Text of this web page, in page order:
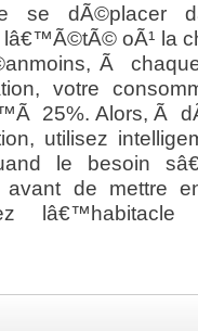
se dÃ©placer
oÃ¹ la
Ã
votre
25%. Alors, Ã
utilisez
le besoin
avant de mettre